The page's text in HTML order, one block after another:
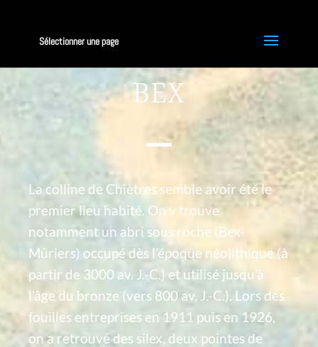
Sélectionner une page
BEX
La colline de Chiètres semble avoir été le
premier lieu habité. On y trouve
notamment un abri sous roche (Bex-
Mûriers) occupé dès l’époque néolithique (à
partir de 3000 av. J.-C.) et utilisé jusqu’à
l’âge du bronze (vers 800 av. J.-C.). Lors des
fouilles entreprises en 1911 puis en 1926,
on a retrouvé des silex, deux pointes de